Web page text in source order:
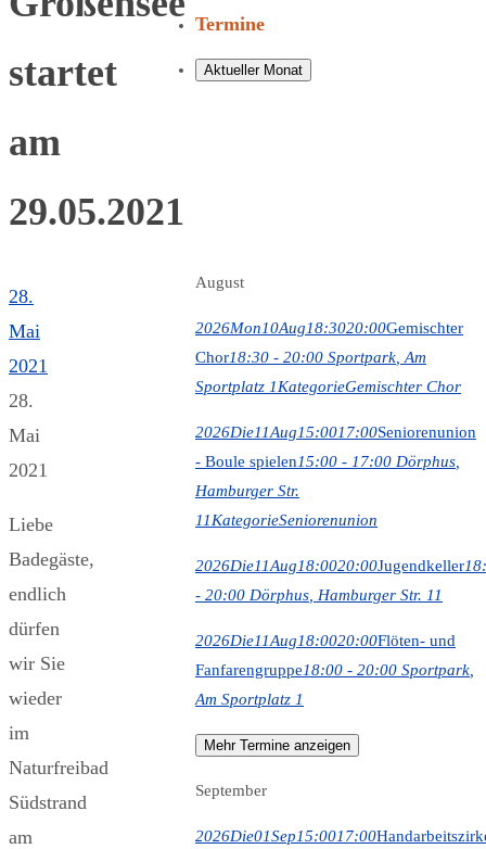
startet
am
29.05.2021
28.
Mai
2021
28.
Mai
2021
Liebe
Badegäste,
endlich
dürfen
wir Sie
wieder
im
Naturfreibad
Südstrand
am
Termine
Aktueller Monat
August
2026Mon10Aug18:3020:00Gemischter
Chor18:30 - 20:00 Sportpark , Am
Sportplatz 1KategorieGemischter Chor
2026Die11Aug15:0017:00Seniorenunion
- Boule spielen15:00 - 17:00 Dörphus
Hamburger Str.
11KategorieSeniorenunion
2026Die11Aug18:0020:00Jugendkeller
- 20:00 Dörphus , Hamburger Str. 11
2026Die11Aug18:0020:00Flöten- und
Fanfarengruppe18:00 - 20:00 Sportpark
Am Sportplatz 1
Mehr Termine anzeigen
September
2026Die01Sep15:0017:00